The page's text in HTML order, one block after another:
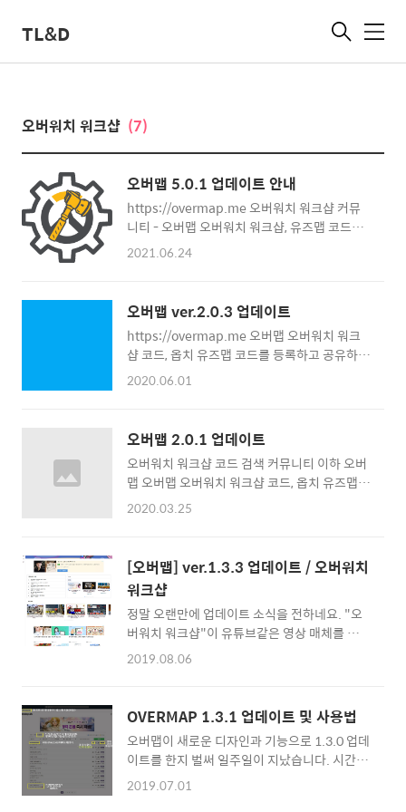
TL&D 메
오버워치 워크샵 (7)
오버맵 5.0.1 업데이트 안내
https://overmap.me 오버워치 워크샵 커뮤
니티 - 오버맵 오버워치 워크샵, 유즈맵 코드를
등록하고 공유하며, 다양한 워크샵을 바로 이용
행되었습니다. ■ 버그 수정 워크샵 목록에서
추천이 동작하지 않는 오류 수정 헤더 Apps에
서 이미지가 제대로 출력되지 않는 오류 수정
SEO(검색 노출) 개선을 위한 기타 적용 사항 추
가 Favicon 및 이미지 누락 오류 수정 카카오/
러오지 못하던 현상 수정 ■ 보안 적용 안내 외
부 공격자 접근 차단을 위한 Google Armor 도
입 외부 공격자 차단을 위한 방화벽 ..
2021.06.24
오버맵 ver.2.0.3 업데이트
https://overmap.me 오버맵 오버워치 워크
샵 코드, 옵치 유즈맵 코드를 등록하고 공유하
며, 워크샵 제작자들의 다양한 모드를 바로 이용
탭 메뉴가 제거되었습니다. - REPLAY는 이용
유저가 없었으며, Database에 등록된 데이터
또한 존재하지 않았기에 불필요하다 판단하여
제거되었습니다. ■ 확인사항 - 2.0.2에도 언급
된 로그인 관련 문제를 새로운 서버로 현재 수정
2020.06.01
오버맵 2.0.1 업데이트
오버워치 워크샵 코드 검색 커뮤니티 이하 오버
맵 오버맵 오버워치 워크샵 코드, 옵치 유즈맵
코드를 등록하고 공유하며, 워크샵 제작자들의
류 수정 코드 등록시 버전 입력이 반영되지 않는
오류가 수정됩니다. 코드 등록시 제작자 입력이
반영되지 않는 오류가 수정됩니다. 코드 등록시
유튜브 ID만 입력시 반영되지 않는 오류가 수정
됩니다. 코드 삭제시 리스트에서 제거되지 않는
현상이 수정됩니다. 코드 수정시 리스트에서 수
의 내용이 표기되는 오류가 수정됩니다. 태그 클
릭시 정상적으로 태그 검색이 노출되지 않던 오
류가 수정됩니다. 코드 등록..
2020.03.25
[오버맵] ver.1.3.3 업데이트 / 오버워치
워크샵
정말 오랜만에 업데이트 소식을 전하네요. "오
버워치 워크샵"이 유튜브같은 영상 매체를 통해
서는 생각보다 많은 인기를 누리고 있지만, 사실
을 보아도 항상 만드시는분만 만드셔서 안타까
울 따름입니다. 더 많은 제작자 분들과 더 많은
데이터를 오버맵에 등록하시면!! 사용자들은 방
에 자리가없을때! 코드는 모를때! 오버맵을 통
해 설명과 오류 버전등을 보고 방을 생성할 수
2019.08.06
OVERMAP 1.3.1 업데이트 및 사용법
오버맵이 새로운 디자인과 기능으로 1.3.0 업데
이트를 한지 벌써 일주일이 지났습니다. 시간이
촉박해서 사용법을 빨리 올리지 못한점 죄송합
2019.07.01